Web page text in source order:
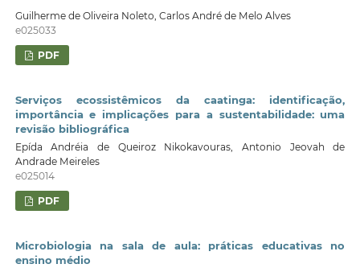
Guilherme de Oliveira Noleto, Carlos André de Melo Alves
e025033
PDF
Serviços ecossistêmicos da caatinga: identificação,
importância e implicações para a sustentabilidade: uma
revisão bibliográfica
Epída Andréia de Queiroz Nikokavouras, Antonio Jeovah de
Andrade Meireles
e025014
PDF
Microbiologia na sala de aula: práticas educativas no
ensino médio